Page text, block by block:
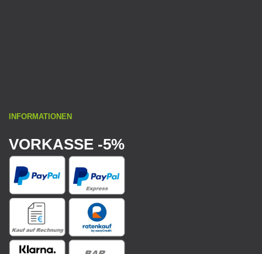
INFORMATIONEN
VORKASSE -5%